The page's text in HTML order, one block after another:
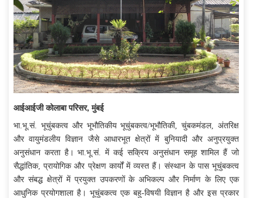
आईआईजी कोलाबा परिसर, मुंबई
भा.भू.सं. भूचुंबकत्व और भूभौतिकीय भूचुंबकत्व/भूभौतिकी, चुंबकमंडल, अंतरिक्ष
और वायुमंडलीय विज्ञान जैसे आधारभूत क्षेत्रों में बुनियादी और अनुप्रयुक्त
अनुसंधान करता है। भा.भू.सं. में कई सक्रिय अनुसंधान समूह शामिल हैं जो
सैद्धांतिक, प्रायोगिक और प्रेक्षण कार्यों में व्यस्त हैं। संस्थान के पास भूचुंबकत्व
और संबद्ध क्षेत्रों में प्रयुक्त उपकरणों के अभिकल्प और निर्माण के लिए एक
आधुनिक प्रयोगशाला है। भूचुंबकत्व एक बहु-विषयी विज्ञान है और इस प्रकार